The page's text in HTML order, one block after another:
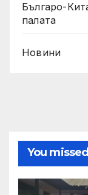
Българо-
палaта
Новини
You missed